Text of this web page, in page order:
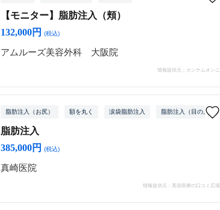
【モニター】脂肪注入（頬）
132,000円
(税込)
アムルーズ美容外科 大阪院
情報提供元：カンナムオンニ
脂肪注入（お尻） 額を丸く 涙袋脂肪注入 脂肪注入（目の上）
脂肪注入
385,000円
(税込)
真崎医院
情報提供元：美容医療の口コミ広場